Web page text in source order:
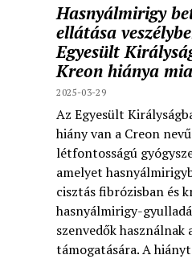
Hasnyálmirigy
ellátása
Egyesült
Kreon hiánya
2025-03-29
Az Egyesült
hiány van a Creon nevű
létfontosságú
amelyet
cisztás fibrózisban és
hasnyálmirigy-
szenvedők használnak
támogatására. A